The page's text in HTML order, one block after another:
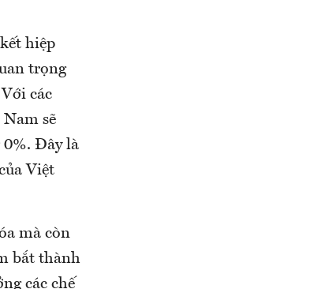
hiệp
trọng
các
sẽ
0%. Đây là
Việt
mà còn
bắt thành
các chế